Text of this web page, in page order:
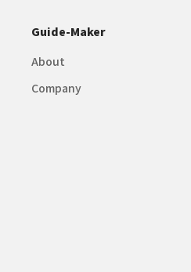
Guide-Maker
About
Company